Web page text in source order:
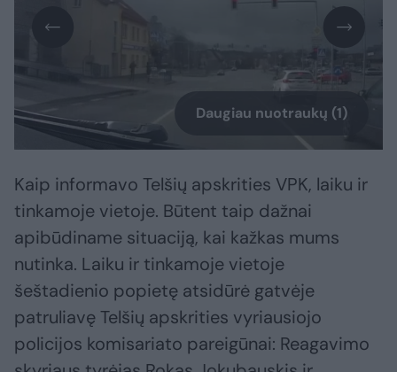
Daugiau nuotraukų (1)
Kaip informavo Telšių apskrities VPK, laiku ir
tinkamoje vietoje. Būtent taip dažnai
apibūdiname situaciją, kai kažkas mums
nutinka. Laiku ir tinkamoje vietoje
šeštadienio popietę atsidūrė gatvėje
patruliavę Telšių apskrities vyriausiojo
policijos komisariato pareigūnai: Reagavimo